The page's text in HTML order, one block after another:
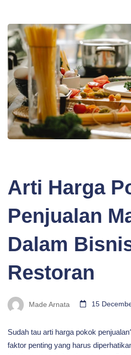
Arti Harga
Penjualan
Dalam
Restoran
Made Arnata 15
Sudah tau arti harga pokok
faktor penting yang harus